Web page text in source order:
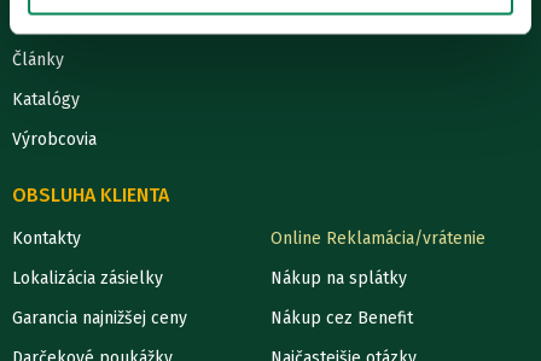
Obchodné podmienky
Články
Katalógy
Výrobcovia
OBSLUHA KLIENTA
Kontakty
Lokalizácia zásielky
Garancia najnižšej ceny
Online Reklamácia/vrátenie
Nákup na splátky
Nákup cez Benefit